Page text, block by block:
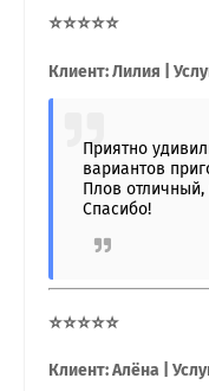
⭐⭐⭐⭐⭐
Клиент: Лилия |
Приятно
вариантов
Плов
Спасибо!
⭐⭐⭐⭐⭐
Клиент: Алёна |